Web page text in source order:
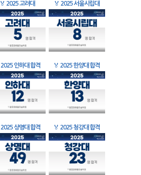
🏅 2025 고려대 🏅 2025 서울시립대
2025 인하대 합격 🏅 2025 한양대 합격
2025 상명대 합격 🏅 2025 청강대 합격